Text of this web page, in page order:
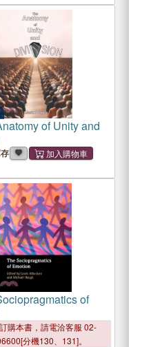
of Unity and
of
購本書，請電洽客服 02-
分機130、131]。